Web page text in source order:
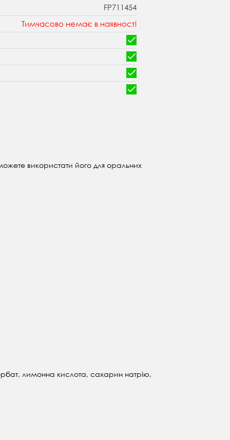
FP711454
Тимчасово немає в наявності
можете використати його для оральних
лимонна кислота, сахарин натрію,